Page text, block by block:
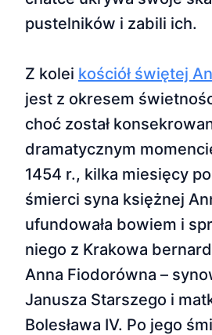
pustelników i zabili ich.
Z kolei kościół świętej
jest z okresem
choć został
dramatycznym
1454 r., kilka miesięcy
śmierci syna księżnej
ufundowała bowiem i
niego z Krakowa
Anna Fiodorówna –
Janusza Starszego i
Bolesława IV. Po jego